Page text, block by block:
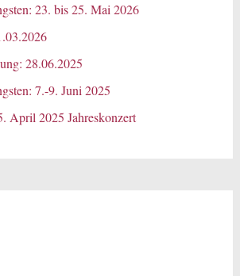
23. bis 25. Mai 2026
28.06.2025
7.-9. Juni 2025
April 2025 Jahreskonzert